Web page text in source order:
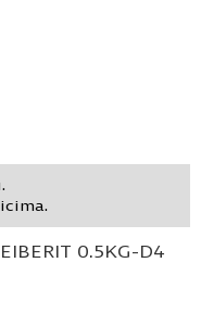
0.5KG-D4